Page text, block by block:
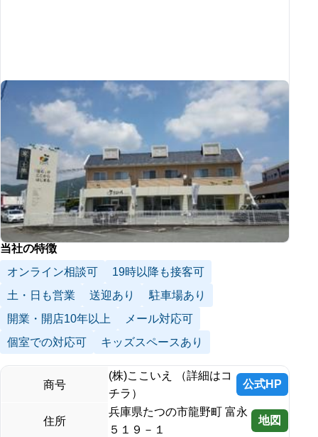
当社の特徴
オンライン相談可
19時以降も接客可
土・日も営業
送迎あり
駐車場あり
開業・開店10年以上
メール対応可
個室での対応可
キッズスペースあり
商号
(株)ここいえ （詳細はコ
チラ）
公式HP
住所
兵庫県たつの市龍野町 富永
５１９－１
地図